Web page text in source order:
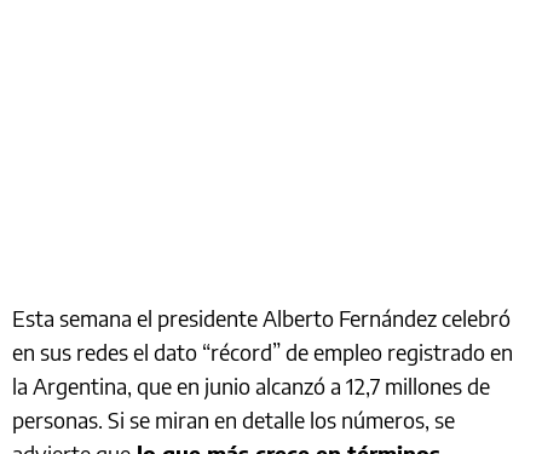
Esta semana el presidente Alberto Fernández celebró
en sus redes el dato “récord” de empleo registrado en
la Argentina, que en junio alcanzó a 12,7 millones de
personas. Si se miran en detalle los números, se